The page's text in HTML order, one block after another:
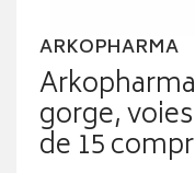
ARKOPHARMA
gorge,
de 15